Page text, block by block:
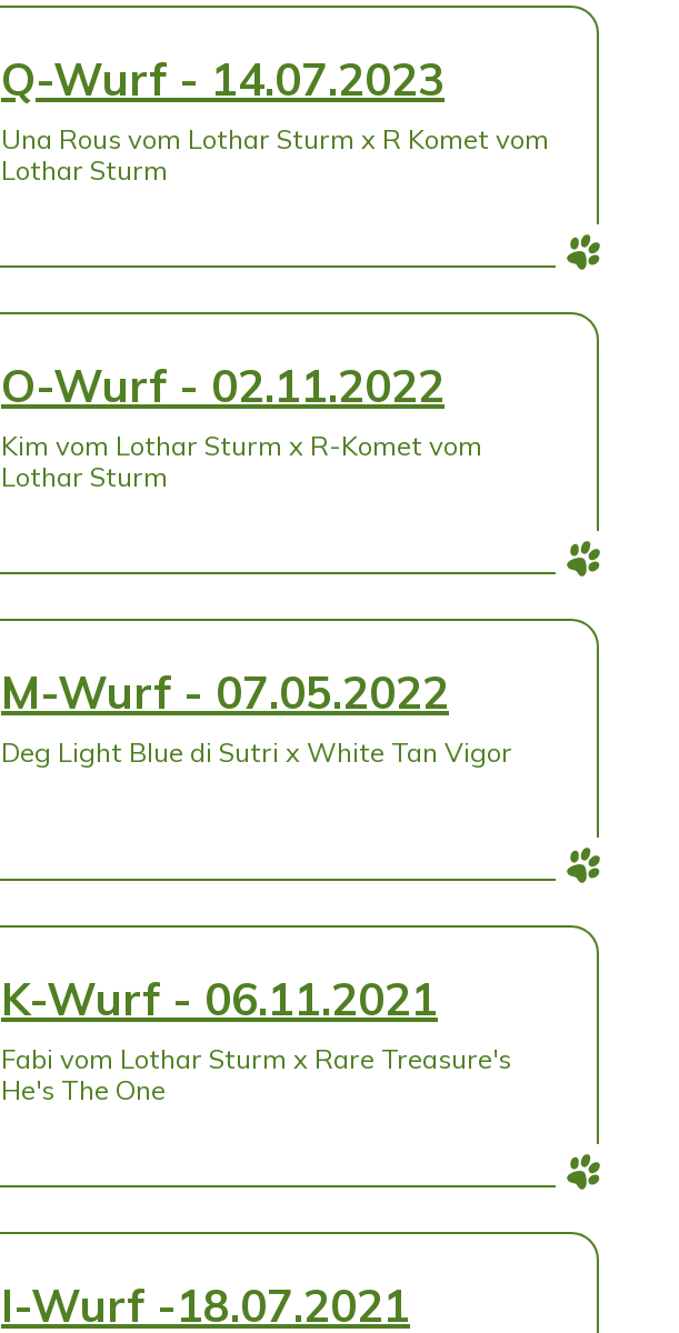
Q-Wurf - 14.07.2023
Una Rous vom Lothar Sturm x R Komet vom
Lothar Sturm
O-Wurf - 02.11.2022
Kim vom Lothar Sturm x R-Komet vom
Lothar Sturm
M-Wurf - 07.05.2022
Deg Light Blue di Sutri x White Tan Vigor
K-Wurf - 06.11.2021
Fabi vom Lothar Sturm x Rare Treasure's
He's The One
I-Wurf -18.07.2021